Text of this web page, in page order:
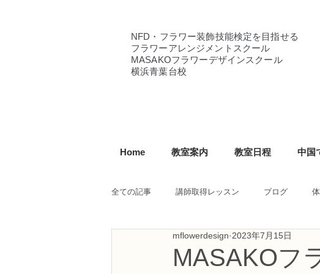
NFD・フラワー装飾技能検定を目指せる
フラワーアレンジメントスクール
MASAKOフラワーデザインスクール
横浜青葉台校
Home 教室案内 教室日程 中国
全ての記事 講師取得レッスン ブログ
NFD講師研究科コース NFDフラワーデザイ
MASAKOフ
mflowerdesign 2023年7月15日